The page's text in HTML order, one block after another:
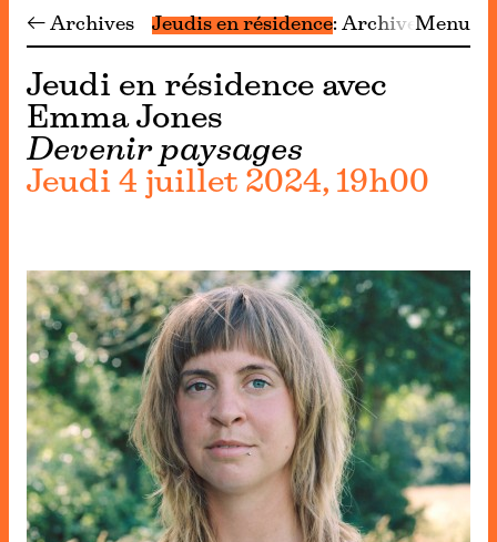
← Archives Jeudis en résidence ArchivesMenu
Jeudi en résidence avec
Emma Jones
Devenir paysages
Jeudi 4 juillet 2024, 19h00